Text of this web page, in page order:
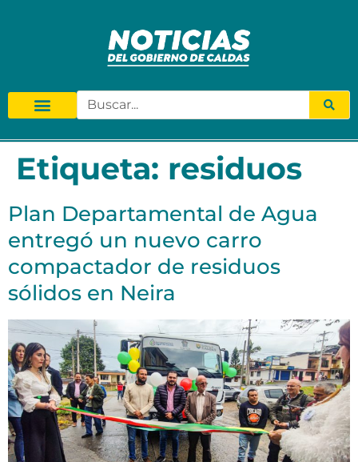
Etiqueta: residuos
Plan Departamental de Agua
entregó un nuevo carro
compactador de residuos
sólidos en Neira